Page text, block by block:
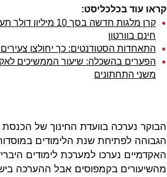
קראו עוד בכלכליסט:
קרן מלגות חדשה
חינם בוורטון
התאחדות הסטודנטים: כך יחולצו
משני התחתונים
הבוקר נערכה בוועדת החינוך של
האקדמיים נערכו למערכת לימודים
מהשיעורים בקמפוסים אבל ההערכה